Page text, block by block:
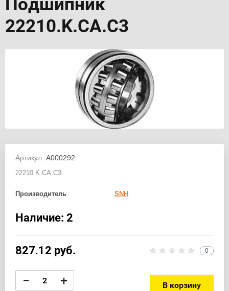
Подшипник
22210.K.CA.C3
Артикул: A000292
22210.K.CA.C3
Производитель SNH
Наличие: 2
827.12 руб. 0
− + В корзину